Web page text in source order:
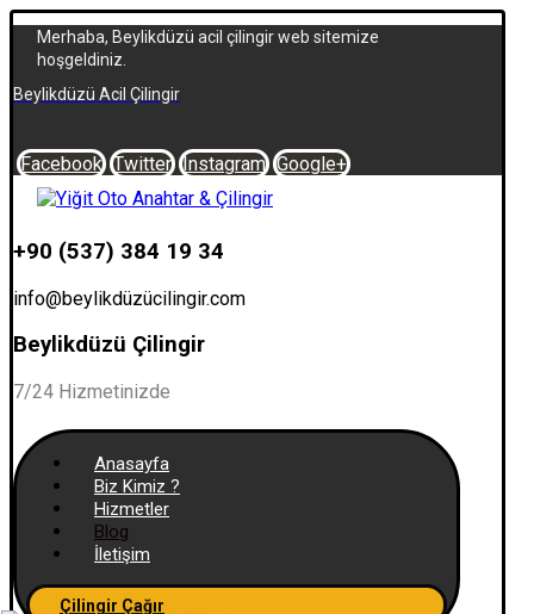
Merhaba, Beylikdüzü acil çilingir web sitemize
hoşgeldiniz.
Beylikdüzü Acil Çilingir
Facebook Twitter Instagram Google+
+90 (537) 384 19 34
info@beylikdüzücilingir.com
Beylikdüzü Çilingir
7/24 Hizmetinizde
Anasayfa
Biz Kimiz ?
Hizmetler
Blog
İletişim
Çilingir Çağır